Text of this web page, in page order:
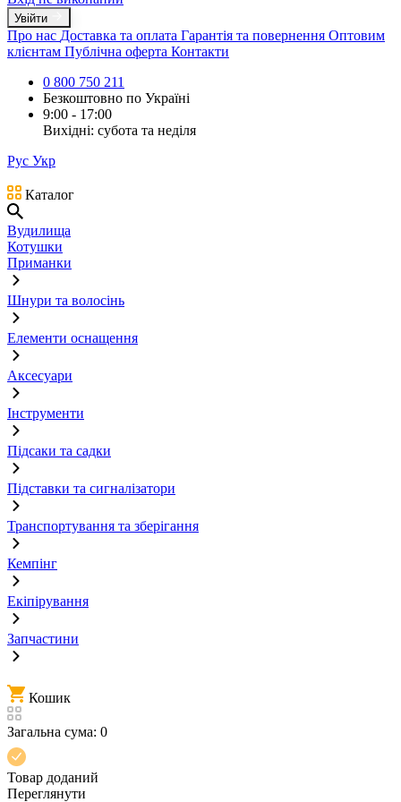
Увійти
Про нас Доставка та оплата Гарантія та повернення Оптовим
клієнтам Публічна оферта Контакти
0 800 750 211
Безкоштовно по Україні
9:00 - 17:00
Вихідні: субота та неділя
Рус Укр
Каталог
Вудилища
Котушки
Приманки
Шнури та волосінь
Елементи оснащення
Аксесуари
Інструменти
Підсаки та садки
Підставки та сигналізатори
Транспортування та зберігання
Кемпінг
Екіпірування
Запчастини
Кошик
Загальна сума: 0
Товар доданий
Переглянути